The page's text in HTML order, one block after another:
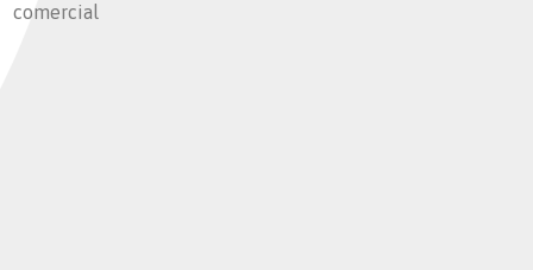
comercial